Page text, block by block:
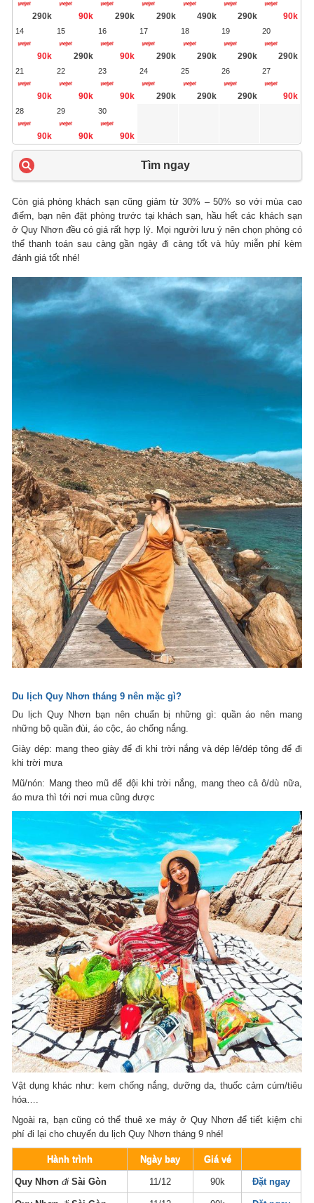
290k 90k 290k 290k 490k 290k 90k
14
90k
15
290k
16
90k
17
290k
18
290k
19
290k
20
290k
21
90k
22
90k
23
90k
24
290k
25
290k
26
290k
27
90k
28
90k
29
90k
30
90k
Tìm ngay
Còn giá phòng khách sạn cũng giảm từ 30% – 50% so với mùa cao
điểm, bạn nên đặt phòng trước tại khách sạn, hầu hết các khách sạn
ở Quy Nhơn đều có giá rất hợp lý. Mọi người lưu ý nên chọn phòng có
thể thanh toán sau càng gần ngày đi càng tốt và hủy miễn phí kèm
đánh giá tốt nhé!
Du lịch Quy Nhơn tháng 9 nên mặc gì?
Du lịch Quy Nhơn bạn nên chuẩn bị những gì: quần áo nên mang
những bộ quần đùi, áo cộc, áo chống nắng.
Giày dép: mang theo giày để đi khi trời nắng và dép lê/dép tông để đi
khi trời mưa
Mũ/nón: Mang theo mũ để đội khi trời nắng, mang theo cả ô/dù nữa,
áo mưa thì tới nơi mua cũng được
Vật dụng khác như: kem chống nắng, dưỡng da, thuốc cảm cúm/tiêu
hóa….
Ngoài ra, bạn cũng có thể thuê xe máy ở Quy Nhơn để tiết kiệm chi
phí đi lại cho chuyến du lịch Quy Nhơn tháng 9 nhé!
Hành trình Ngày bay Giá vé
Quy Nhơnđi Sài Gòn 11/12 90k Đặt ngay